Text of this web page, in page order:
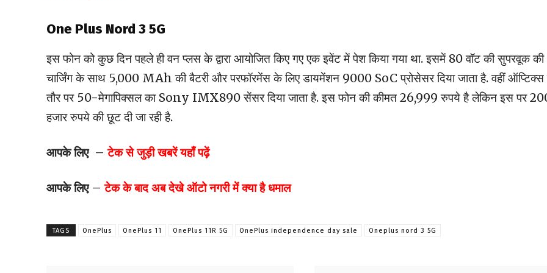
One Plus Nord 3 5G
इस फोन को कुछ दिन पहले ही वन प्लस के द्वारा आयोजित किए गए एक इवेंट में पेश किया गया था. इसमें 80 वॉट की सुपरवूक की
चार्जिंग के साथ 5,000 MAh की बैटरी और परफॉरमेंस के लिए डायमेंशन 9000 SoC प्रोसेसर दिया जाता है. वहीं
तौर पर 50-मेगापिक्सल का Sony IMX890 सेंसर दिया जाता है. इस फोन की कीमत 26,999 रुपये है लेकिन इस पर
हजार रुपये की छूट दी जा रही है.
आपके लिए –टेक से जुड़ी खबरें यहाँ पढ़ें
आपके लिए – टेक के बाद अब देखे ऑटो नगरी में क्या है धमाल
TAGS OnePlus OnePlus 11 OnePlus 11R 5G OnePlus independence day sale Oneplus nord 3 5G